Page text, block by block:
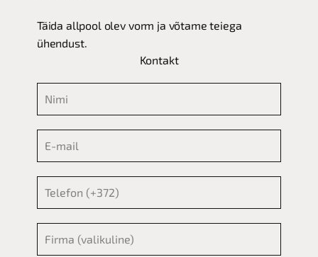
Täida allpool olev vorm ja võtame teiega
ühendust.
Kontakt